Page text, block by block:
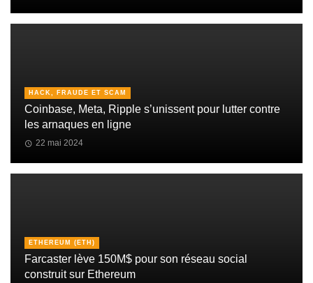
HACK, FRAUDE ET SCAM
Coinbase, Meta, Ripple s’unissent pour lutter contre
les arnaques en ligne
22 mai 2024
ETHEREUM (ETH)
Farcaster lève 150M$ pour son réseau social
construit sur Ethereum